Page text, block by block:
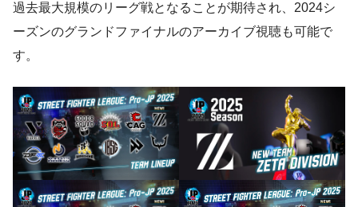
過去最大規模のリーグ戦となることが期待され、2024シ
ーズンのグランドファイナルのアーカイブ視聴も可能で
す。